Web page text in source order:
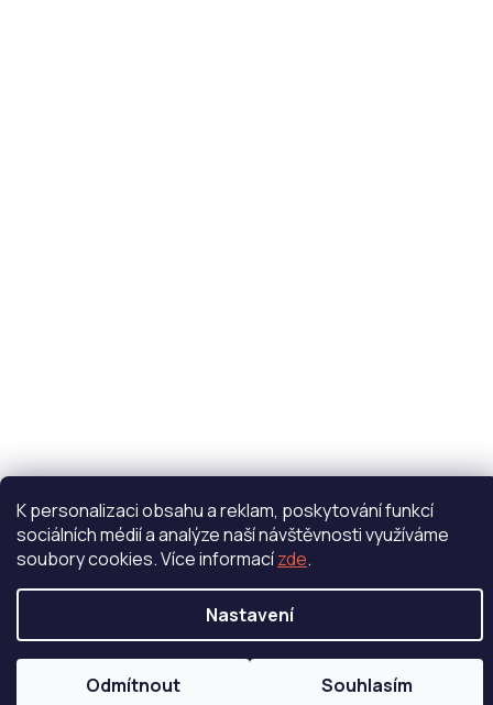
K personalizaci obsahu a reklam, poskytování funkcí
sociálních médií a analýze naší návštěvnosti využíváme
soubory cookies. Více informacízde.
Nastavení
Odmítnout Souhlasím